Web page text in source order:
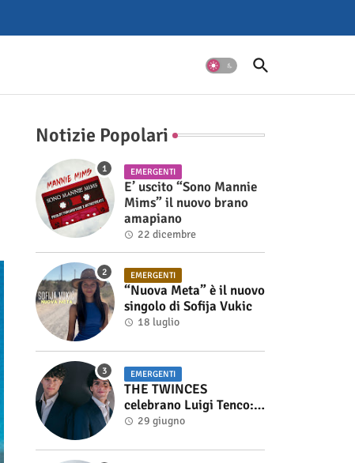
Notizie Popolari
EMERGENTI
E’ uscito “Sono Mannie
Mims” il nuovo brano
amapiano
22 dicembre
EMERGENTI
“Nuova Meta” è il nuovo
singolo di Sofija Vukic
18 luglio
EMERGENTI
THE TWINCES
celebrano Luigi Tenco:
fuori singolo e video di
29 giugno